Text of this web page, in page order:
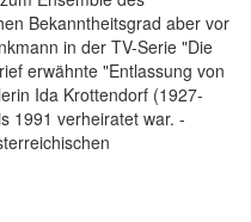
Bekanntheitsgrad aber vor
in der TV-Serie "Die
erwähnte "Entlassung von
Ida Krottendorf (1927-
1991 verheiratet war. -